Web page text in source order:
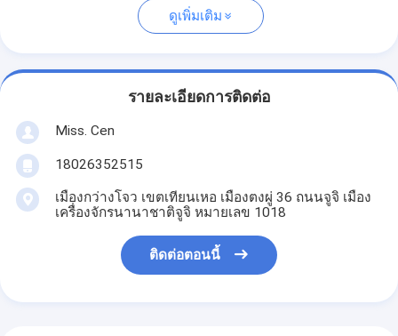
ดูเพิ่มเติม
รายละเอียดการติดต่อ
Miss. Cen
18026352515
เมืองกว่างโจว เขตเทียนเหอ เมืองตงผู่ 36 ถนนจูจิ เมือง
เครื่องจักรนานาชาติจูจิ หมายเลข 1018
ติดต่อตอนนี้